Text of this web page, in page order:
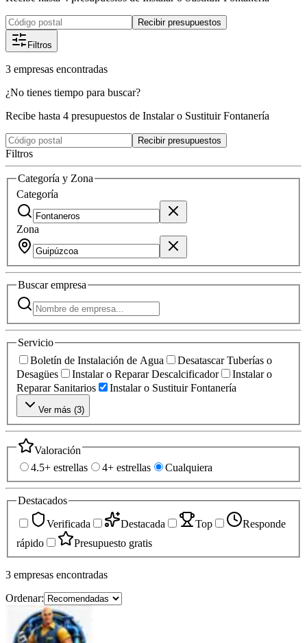
Recibir presupuestos
Filtros
3 empresas encontradas
¿No tienes tiempo para buscar?
Recibe hasta 4 presupuestos de Instalar o Sustituir Fontanería
Recibir presupuestos
Filtros
Categoría y Zona
Categoría
Zona
Buscarempresa
Servicio
Boletín de Instalación de Agua
Desatascar Tuberías o
Desagües
Instalar o Reparar Descalcificador
Instalar o
Reparar Sanitarios
Instalar o Sustituir Fontanería
Ver más (3)
Valoración
4.5+ estrellas
4+ estrellas Cualquiera
Destacados
Verificada
Destacada Top
Responde
rápido
Presupuesto gratis
3 empresas encontradas
Ordenar: